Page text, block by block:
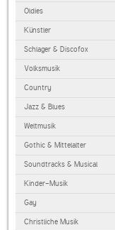
Oldies
Künstler
Schlager & Discofox
Volksmusik
Country
Jazz & Blues
Weltmusik
Gothic & Mittelalter
Soundtracks & Musical
Kinder-Musik
Gay
Christliche Musik